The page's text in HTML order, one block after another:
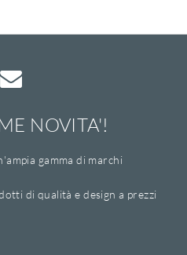
NOVITA'!
gamma di marchi
di qualità e design a prezzi